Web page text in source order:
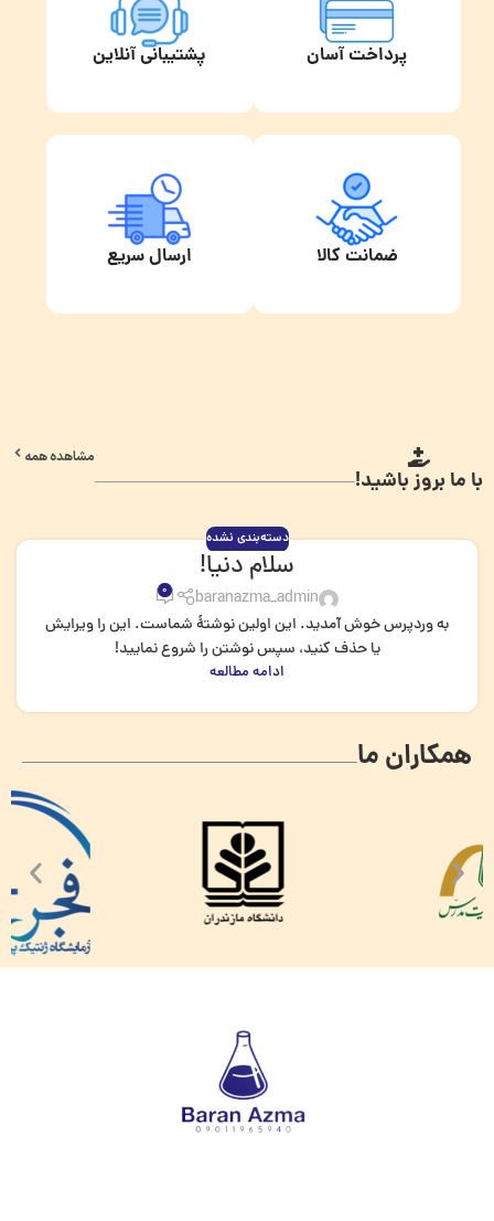
پرداخت آسان پشتیبانی آنلاین
ضمانت کالا ارسال سریع
با ما بروز باشید!
مشاهده همه
دسته‌بندی نشده
سلام دنیا!
baranazma_admin
0
به وردپرس خوش آمدید. این اولین نوشتهٔ شماست. این را ویرایش
یا حذف کنید، سپس نوشتن را شروع نمایید!
ادامه مطالعه
همکاران ما